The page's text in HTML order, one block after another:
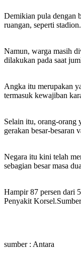
Demikian pula dengan
ruangan, seperti stadion.
Namun, warga masih
dilakukan pada saat
Angka itu merupakan
termasuk kewajiban
Selain itu, orang-orang
gerakan besar-besaran
Negara itu kini telah
sebagian besar masa
Hampir 87 persen dari
Penyakit
sumber : Antara